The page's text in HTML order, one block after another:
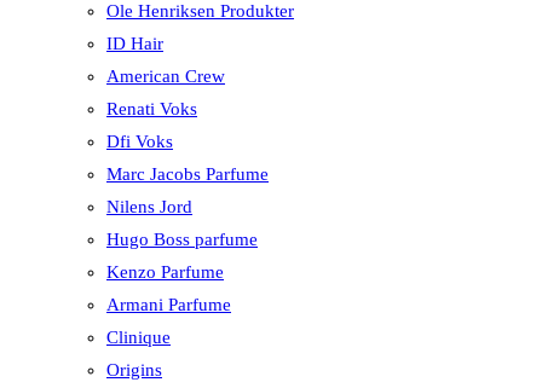
Ole Henriksen Produkter
ID Hair
American Crew
Renati Voks
Dfi Voks
Marc Jacobs Parfume
Nilens Jord
Hugo Boss parfume
Kenzo Parfume
Armani Parfume
Clinique
Origins